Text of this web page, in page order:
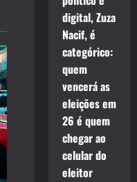
digital, Zuza
Nacif, é
categórico:
quem
vencerá as
eleições em
26 é quem
chegar ao
celular do
eleitor